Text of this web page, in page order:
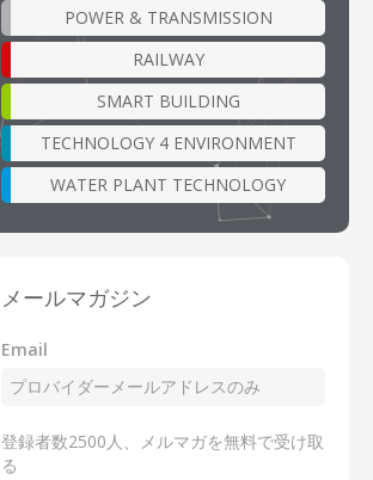
POWER & TRANSMISSION
RAILWAY
SMART BUILDING
TECHNOLOGY 4 ENVIRONMENT
WATER PLANT TECHNOLOGY
メールマガジン
Email
登録者数2500人、メルマガを無料で受け取
る